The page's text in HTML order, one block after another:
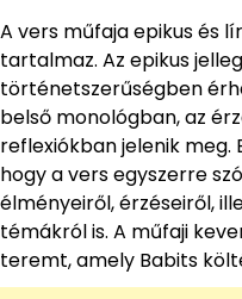
A vers műfaja epikus és
tartalmaz. Az epikus
történetszerűségben
belső monológban, az
reflexiókban jelenik meg.
hogy a vers egyszerre
élményeiről, érzéseiről,
témákról is. A műfaji
teremt, amely Babits